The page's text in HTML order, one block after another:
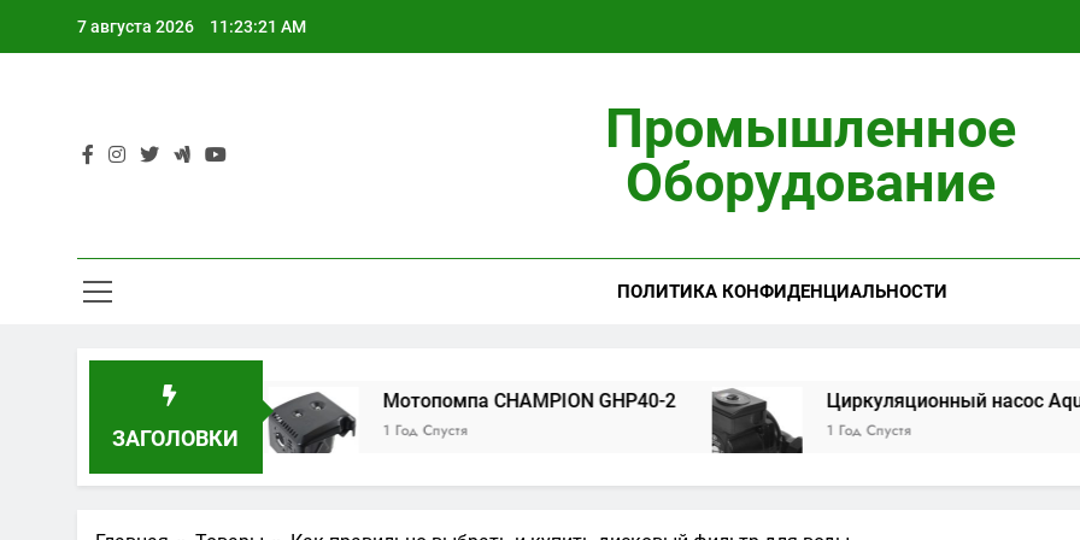
7 августа 2026 11:23:22 AM
Промышленное
Оборудование
ПОЛИТИКА КОНФИДЕНЦИАЛЬНОСТИ
ЗАГОЛОВКИ
Мотопомпа CHAMPION GHP40-2
1 Год Спустя
Циркуляционный насос Aquario
1 Год Спустя